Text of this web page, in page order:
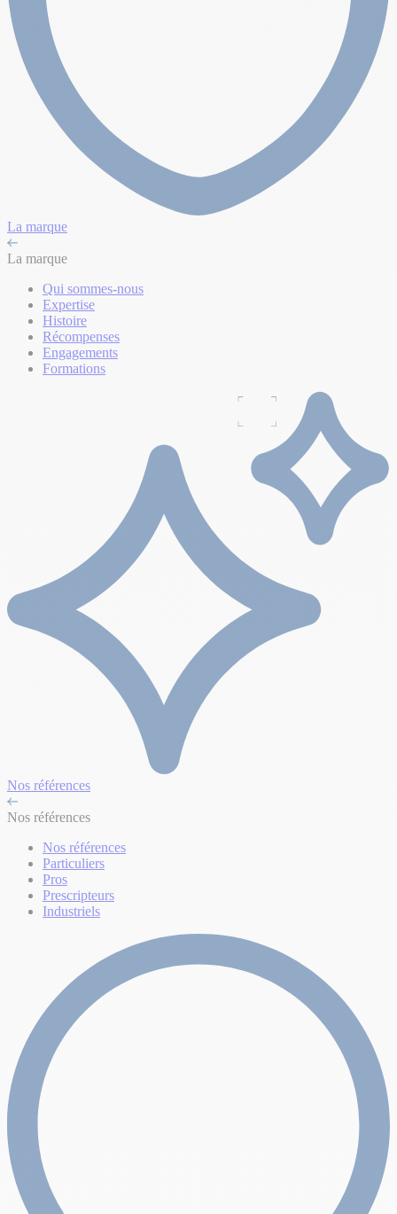
La marque
La marque
Qui sommes-nous
Expertise
Histoire
Récompenses
Engagements
Formations
Nos références
Nos références
Nos références
Particuliers
Pros
Prescripteurs
Industriels